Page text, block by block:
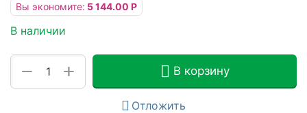
Вы экономите: 5 144.00 Р
В наличии
+
− В корзину
Отложить